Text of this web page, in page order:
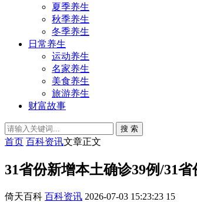
夏季养生
秋季养生
冬季养生
日常养生
运动养生
名家养生
美食养生
旅游养生
财富故事
搜 索
首页 百科资讯文章正文
31省份新增本土确诊39例/31
倚天百科 百科资讯 2026-07-03 15:23:23 15